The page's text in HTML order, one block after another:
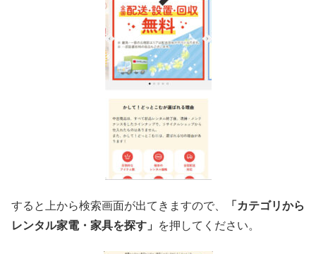
すると上から検索画面が出てきますので、
「カテゴリから
レンタル家電・家具を探す」
を押してください。